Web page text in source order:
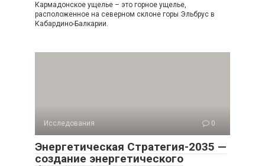
Кармадонское ущелье – это горное ущелье,
расположенное на северном склоне горы Эльбрус в
Кабардино-Балкарии.
Исследования 0
Энергетическая Стратегия-2035 —
создание энергетического